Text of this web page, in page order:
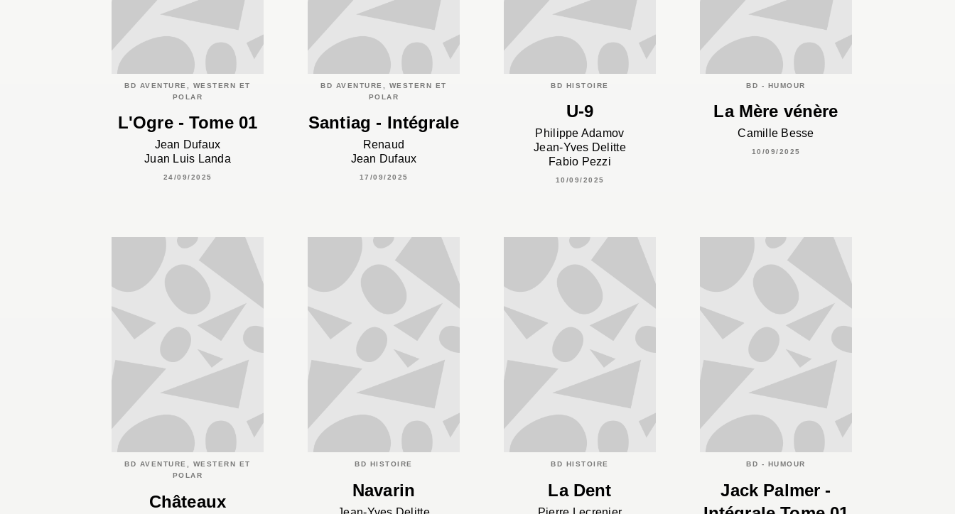
BD AVENTURE, WESTERN ET
POLAR
L'Ogre - Tome 01
Jean Dufaux
Juan Luis Landa
24/09/2025
BD AVENTURE, WESTERN ET
POLAR
Santiag - Intégrale
Renaud
Jean Dufaux
17/09/2025
BD HISTOIRE
U-9
Philippe Adamov
Jean-Yves Delitte
Fabio Pezzi
10/09/2025
BD - HUMOUR
La Mère vénère
Camille Besse
10/09/2025
BD AVENTURE, WESTERN ET
POLAR
Châteaux
BD HISTOIRE
Navarin
BD HISTOIRE
La Dent
BD - HUMOUR
Jack Palmer -